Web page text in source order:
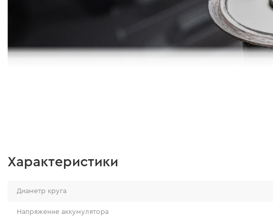
продлевая максимальное время непрерывной работы
Характеристики
Диаметр круга
Напряжение аккумулятора